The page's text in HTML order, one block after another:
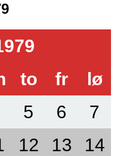
to fr lø
5 6 7
12 13 14